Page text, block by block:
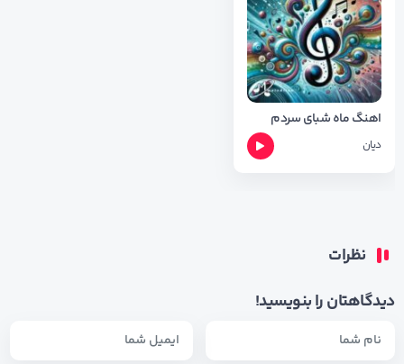
اهنگ ماه شبای سردم
دیان
نظرات
دیدگاهتان را بنویسید!